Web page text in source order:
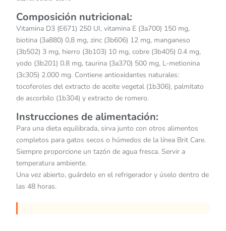
Composición nutricional:
Vitamina D3 (E671) 250 UI, vitamina E (3a700) 150 mg,
biotina (3a880) 0,8 mg, zinc (3b606) 12 mg, manganeso
(3b502) 3 mg, hierro (3b103) 10 mg, cobre (3b405) 0.4 mg,
yodo (3b201) 0.8 mg, taurina (3a370) 500 mg, L-metionina
(3c305) 2.000 mg. Contiene antioxidantes naturales:
tocoferoles del extracto de aceite vegetal (1b306), palmitato
de ascorbilo (1b304) y extracto de romero.
Instrucciones de alimentación:
Para una dieta equilibrada, sirva junto con otros alimentos
completos para gatos secos o húmedos de la línea Brit Care.
Siempre proporcione un tazón de agua fresca. Servir a
temperatura ambiente.
Una vez abierto, guárdelo en el refrigerador y úselo dentro de
las 48 horas.